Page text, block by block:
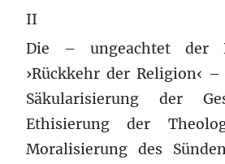
II
Die – ungeachtet der
›Rückkehr der Religion‹
Säkularisierung der
Ethisierung der
Moralisierung des